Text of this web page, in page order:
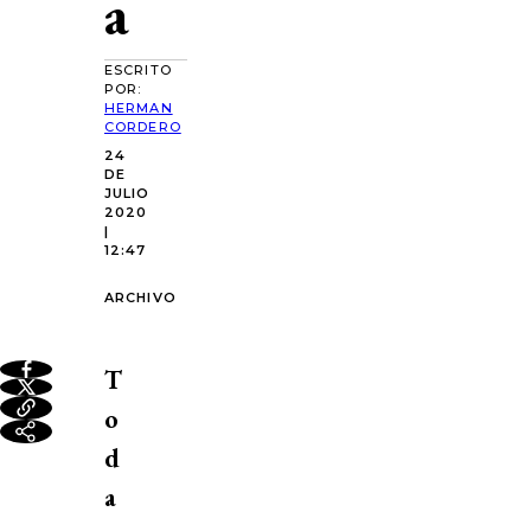
ESCRITO
POR:
HERMAN
CORDERO
24
DE
JULIO
2020
|
12:47
ARCHIVO
T
o
d
a